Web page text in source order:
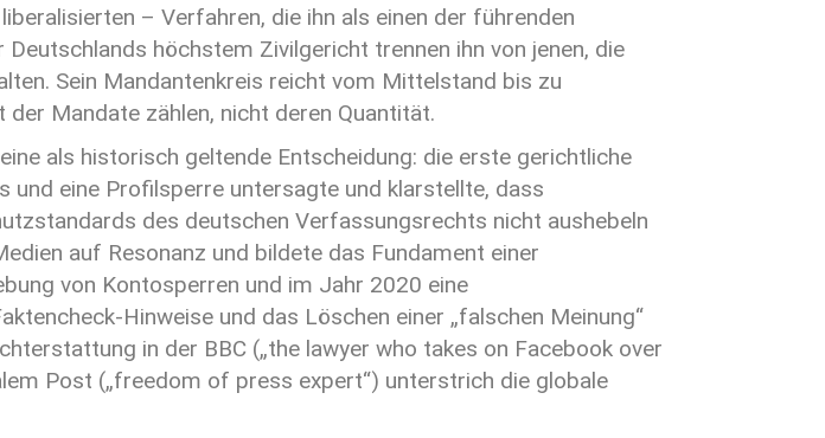
– Verfahren, die ihn als einen der führenden
höchstem Zivilgericht trennen ihn von jenen, die
Sein Mandantenkreis reicht vom Mittelstand bis zu
Mandate zählen, nicht deren Quantität.
als historisch geltende Entscheidung: die erste gerichtliche
und eine Profilsperre untersagte und klarstellte, dass
des deutschen Verfassungsrechts nicht aushebeln
auf Resonanz und bildete das Fundament einer
von Kontosperren und im Jahr 2020 eine
Hinweise und das Löschen einer „falschen Meinung“
in der BBC („the lawyer who takes on Facebook over
Post („freedom of press expert“) unterstrich die globale